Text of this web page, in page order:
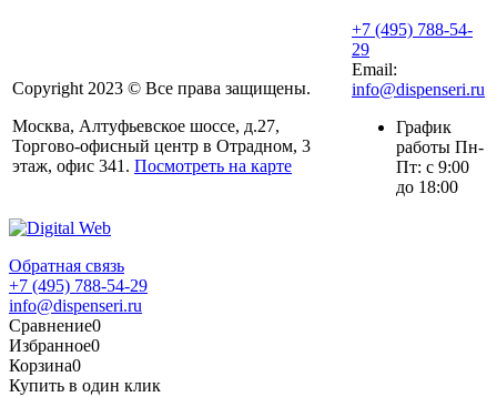
Copyright 2023 © Все права защищены.
Москва, Алтуфьевское шоссе, д.27,
Торгово-офисный центр в Отрадном, 3
этаж, офис 341. Посмотреть на карте
+7 (495) 788-54-
29
Email:
info@dispenseri.ru
График
работы Пн-
Пт: с 9:00
до 18:00
Обратная связь
+7 (495) 788-54-29
info@dispenseri.ru
Сравнение0
Избранное0
Корзина0
Купить в один клик